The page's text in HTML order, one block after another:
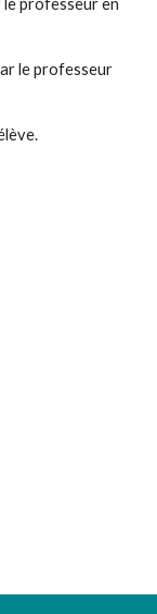
le professeur en
le professeur